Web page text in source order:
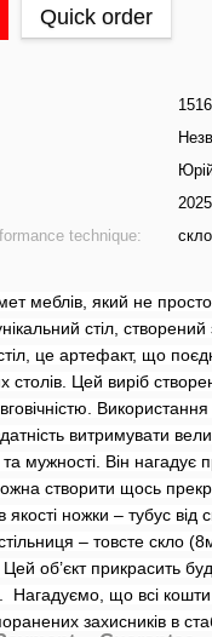
Quick order
technique:
меблів, який не
стіл,
це артефакт, що
столів. Цей виріб
витримувати
та мужності. Він
створити щось
в якості ножки – тубус
– товсте скло
Цей об’єкт прикрасить
Нагадуємо, що всі
захисників в